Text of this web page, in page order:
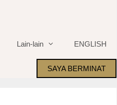
Lain-lain ENGLISH
SAYA BERMINAT